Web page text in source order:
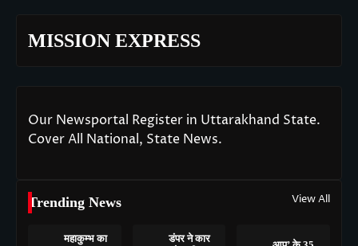
MISSION EXPRESS
Our Newsportal Register in Uttarakhand State.
Cover All National, State News.
Trending News View All
महाकुम्भ का
डंपर ने कार